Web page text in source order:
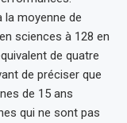
la moyenne de
sciences à 128 en
de quatre
de préciser que
de 15 ans
qui ne sont pas